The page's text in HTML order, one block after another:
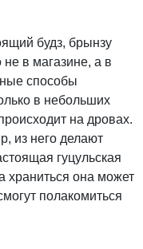
будз, брынзу
не в магазине, а в
способы
в небольших
на дровах.
из него делают
гуцульская
храниться она может
полакомиться